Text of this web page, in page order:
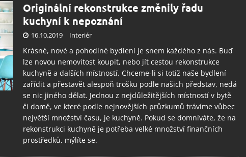
Originální rekonstrukce změnily řadu
kuchyní k nepoznání
16.10.2019 Interiér
Krásné, nové a pohodlné bydlení je snem každého z nás. Buď
lze novou nemovitost koupit, nebo jít cestou rekonstrukce
kuchyně a dalších místností. Chceme-li si totiž naše bydlení
zařídit a přestavět alespoň trošku podle našich představ, nedá
se nic jiného dělat. Jednou z nejdůležitějších místností v bytě
či domě, ve které podle nejnovějších průzkumů trávíme vůbec
největší množství času, je kuchyně. Pokud se domníváte, že na
rekonstrukci kuchyně je potřeba velké množství finančních
prostředků, mýlíte se.